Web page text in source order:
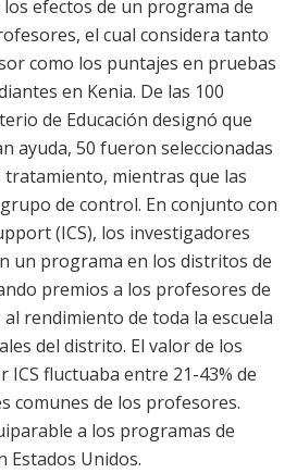
efectos de un programa de
el cual considera tanto
como los puntajes en pruebas
en Kenia. De las 100
de Educación designó que
ayuda, 50 fueron seleccionadas
mientras que las
de control. En conjunto con
(ICS), los investigadores
un programa en los distritos de
premios a los profesores de
al rendimiento de toda la escuela
del distrito. El valor de los
fluctuaba entre 21-43% de
comunes de los profesores.
a los programas de
Estados Unidos.